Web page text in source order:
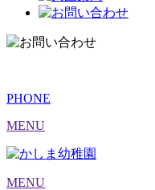
PHONE
MENU
MENU